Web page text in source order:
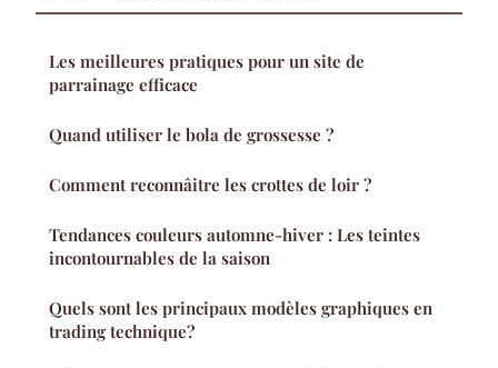
Les meilleures pratiques pour un site de
parrainage efficace
Quand utiliser le bola de grossesse ?
Comment reconnâitre les crottes de loir ?
Tendances couleurs automne-hiver : Les teintes
incontournables de la saison
Quels sont les principaux modèles graphiques en
trading technique?